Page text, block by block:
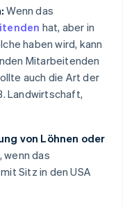
Wenn das
hat, aber in
haben wird, kann
Mitarbeitenden
auch die Art der
Landwirtschaft,
von Löhnen oder
wenn das
Sitz in den USA